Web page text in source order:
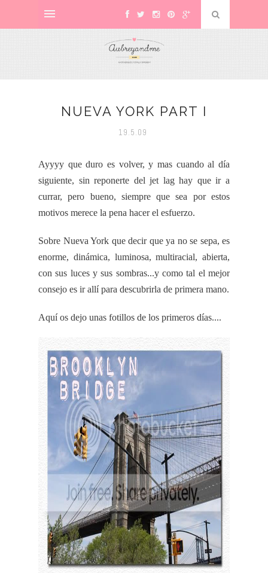
NUEVA YORK PART I
19.5.09
Ayyyy que duro es volver, y mas cuando al día
siguiente, sinreponerte deljet laghay que ir a
currar, pero bueno, siempre que sea por estos
motivos merece la pena hacer el esfuerzo.
Sobre Nueva York que decir que ya no se sepa, es
enorme, dinámica, luminosa,multiracial, abierta,
con sus luces y sus sombras...y como tal el mejor
consejo es ir allí para descubrirla de primera mano.
Aquí os dejo unas fotillos de los primeros días....